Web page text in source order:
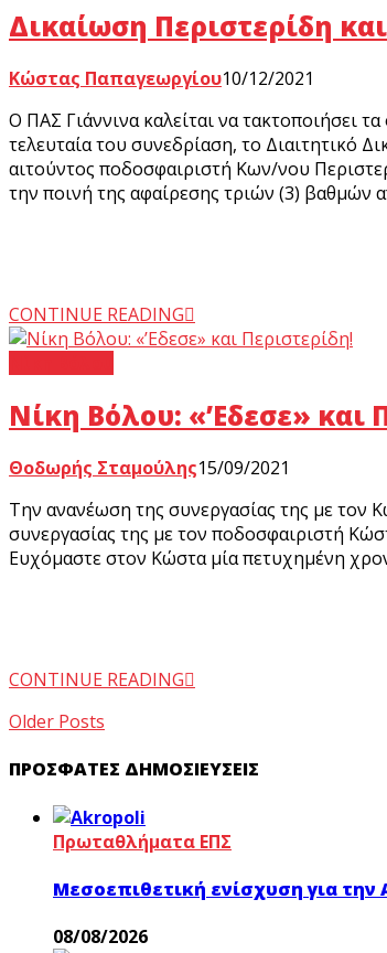
Δικαίωση Περιστερίδη
Κώστας Παπαγεωργίου10/12/2021
Ο ΠΑΣ Γιάννινα καλείται να τακτοποιήσει
τελευταία του συνεδρίαση, το Διαιτητικό
αιτούντος ποδοσφαιριστή Κων/νου
την ποινή της αφαίρεσης τριών (3) βαθμών
CONTINUE READING
Νίκη Βόλου: «’Εδεσε» και
Θοδωρής Σταμούλης15/09/2021
Την ανανέωση της συνεργασίας της με
συνεργασίας της με τον ποδοσφαιριστή
Ευχόμαστε στον Κώστα μία πετυχημένη
CONTINUE READING
Older Posts
ΠΡΌΣΦΑΤΕΣ ΔΗΜΟΣΙΕΎΣΕΙΣ
Πρωταθλήματα ΕΠΣ
Μεσοεπιθετική ενίσχυση για
08/08/2026